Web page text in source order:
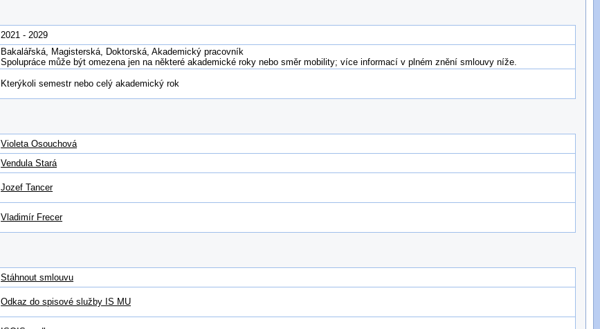
2021 - 2029
Bakalářská, Magisterská, Doktorská, Akademický pracovník
Spolupráce může být omezena jen na některé akademické roky nebo směr mobility; více informací v plném znění smlouvy níže.
Kterýkoli semestr nebo celý akademický rok
Violeta Osouchová
Vendula Stará
Jozef Tancer
Vladimír Frecer
Stáhnout smlouvu
Odkaz do spisové služby IS MU